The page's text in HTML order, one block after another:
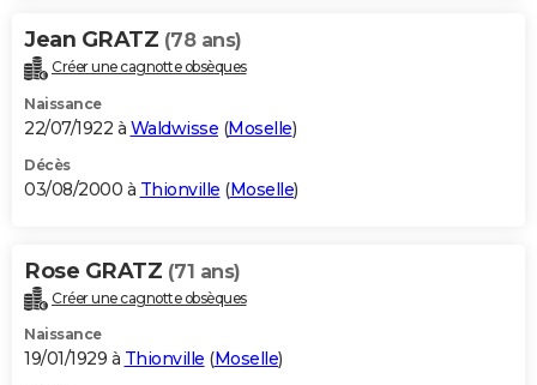
Jean GRATZ (78 ans)
Créer une cagnotte obsèques
Naissance
22/07/1922 à Waldwisse (Moselle)
Décès
03/08/2000 à Thionville (Moselle)
Rose GRATZ (71 ans)
Créer une cagnotte obsèques
Naissance
19/01/1929 à Thionville (Moselle)